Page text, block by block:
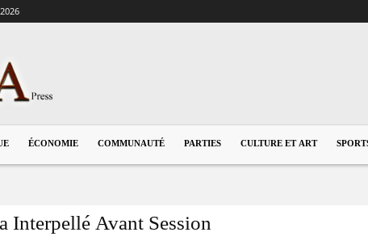
ÉCONOMIE COMMUNAUTÉ PARTIES CULTURE ET ART
Avant Session